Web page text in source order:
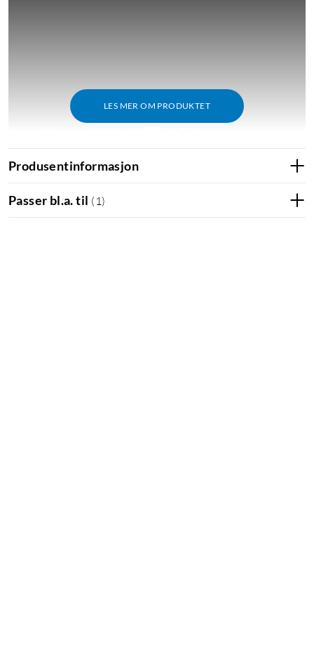
LES MER OM PRODUKTET
Produsentinformasjon
Passer bl.a. til ( 1 )